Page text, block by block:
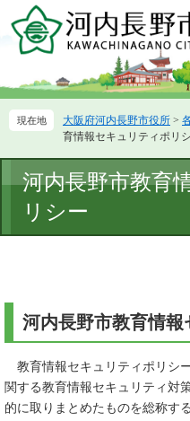
ー
先
ニ
を
て
大阪府河内長野市役所 >
育情報セキュリティポリ
文
河内長野市教育
リシー
河内長野市教育情
教育情報セキュリティポリシ
関する教育情報セキュリティ対
的に取りまとめたものを総称す